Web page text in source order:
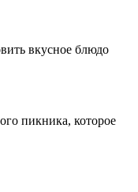
вкусное блюдо
пикника, которое